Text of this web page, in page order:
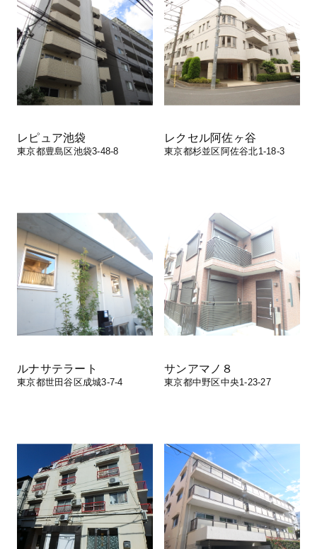
レピュア池袋
東京都豊島区池袋3-48-8
レクセル阿佐ヶ谷
東京都杉並区阿佐谷北1-18-3
ルナサテラート
東京都世田谷区成城3-7-4
サンアマノ８
東京都中野区中央1-23-27